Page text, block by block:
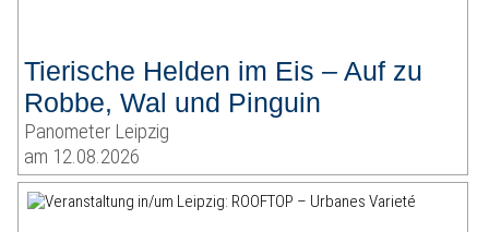
Tierische Helden im Eis – Auf zu
Robbe, Wal und Pinguin
Panometer Leipzig
am 12.08.2026